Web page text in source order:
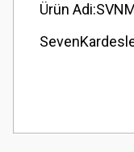
Ürün
Görüş ve